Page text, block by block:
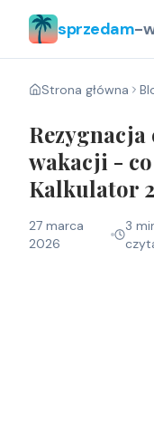
sprzedam-
Strona główna
Rezygnacja
wakacji - co
Kalkulator
27 marca
2026
3